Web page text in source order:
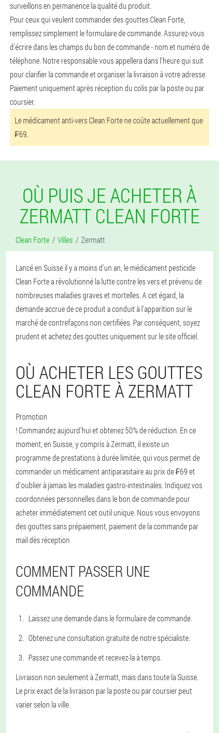
surveillons en permanence la qualité du produit.
Pour ceux qui veulent commander des gouttes Clean Forte,
remplissez simplement le formulaire de commande. Assurez-vous
d'écrire dans les champs du bon de commande - nom et numéro de
téléphone. Notre responsable vous appellera dans l'heure qui suit
pour clarifier la commande et organiser la livraison à votre adresse.
Paiement uniquement après réception du colis par la poste ou par
coursier.
Le médicament anti-vers Clean Forte ne coûte actuellement que
₣69.
OÙ PUIS JE ACHETER À
ZERMATT CLEAN FORTE
Clean Forte Villes Zermatt
Lancé en Suisse il y a moins d'un an, le médicament pesticide
Clean Forte a révolutionné la lutte contre les vers et prévenu de
nombreuses maladies graves et mortelles. A cet égard, la
demande accrue de ce produit a conduit à l'apparition sur le
marché de contrefaçons non certifiées. Par conséquent, soyez
prudent et achetez des gouttes uniquement sur le site officiel.
OÙ ACHETER LES GOUTTES
CLEAN FORTE À ZERMATT
Promotion
! Commandez aujourd'hui et obtenez 50% de réduction. En ce
moment, en Suisse, y compris à Zermatt, il existe un
programme de prestations à durée limitée, qui vous permet de
commander un médicament antiparasitaire au prix de ₣69 et
d'oublier à jamais les maladies gastro-intestinales. Indiquez vos
coordonnées personnelles dans le bon de commande pour
acheter immédiatement cet outil unique. Nous vous envoyons
des gouttes sans prépaiement, paiement de la commande par
mail dès réception
COMMENT PASSER UNE
COMMANDE
Laissez une demande dans le formulaire de commande.
Obtenez une consultation gratuite de notre spécialiste.
Passez une commande et recevez-la à temps.
Livraison non seulement à Zermatt, mais dans toute la Suisse.
Le prix exact de la livraison par la poste ou par coursier peut
varier selon la ville.